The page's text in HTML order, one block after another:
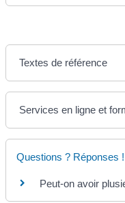
Textes de référence
Services en ligne et
Questions ? Réponses !
Peut-on avoir